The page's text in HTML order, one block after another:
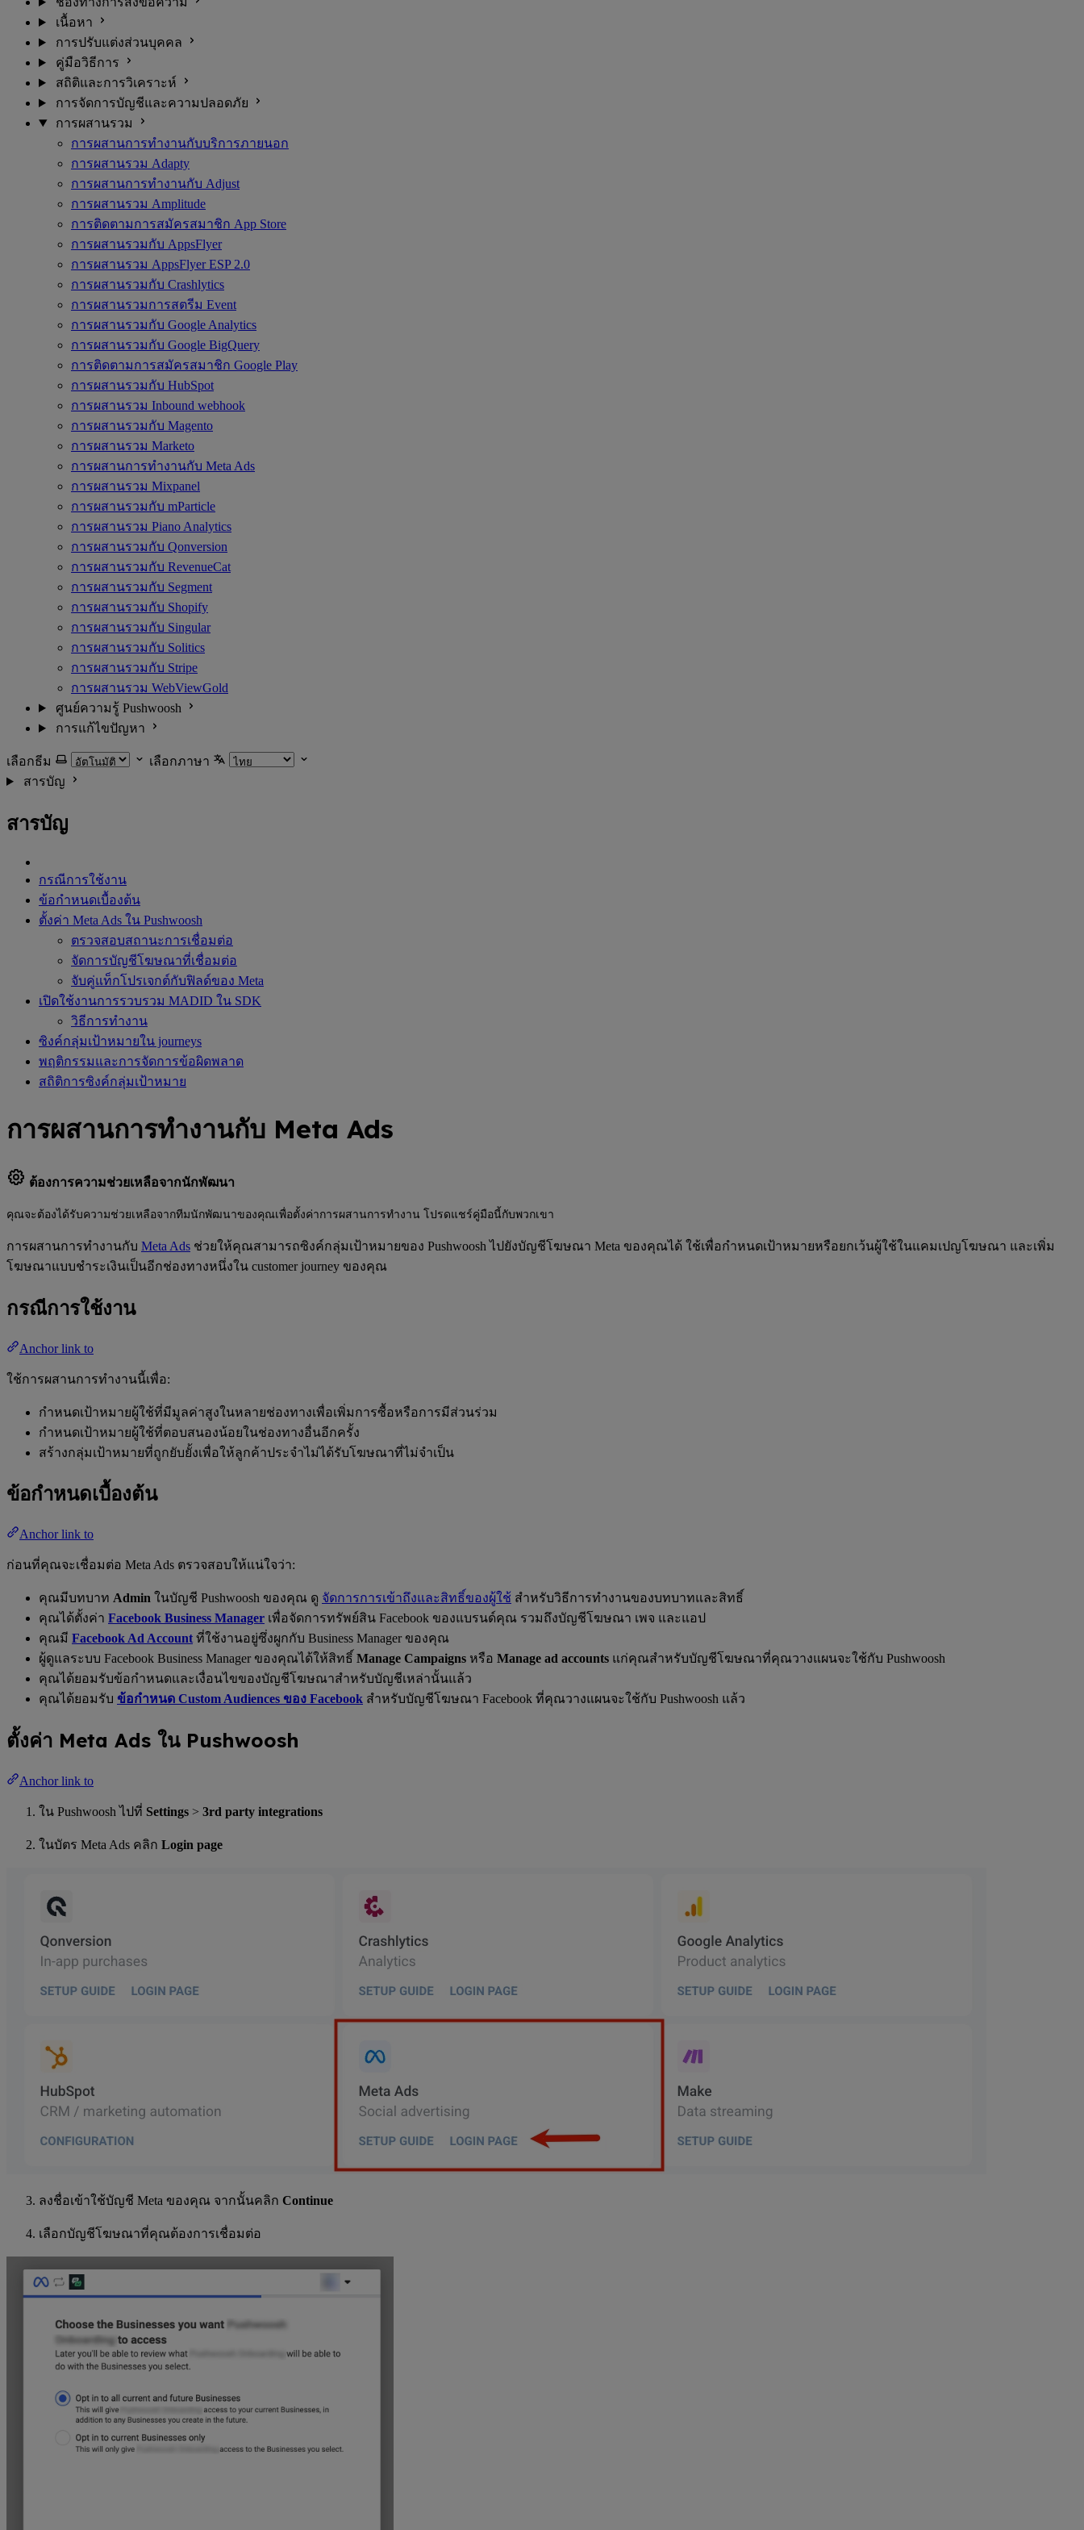
เนื้อหา
การปรับแต่งส่วนบุคคล
คู่มือวิธีการ
สถิติและการวิเคราะห์
การจัดการบัญชีและความปลอดภัย
การผสานรวม
การผสานการทำงานกับบริการภายนอก
การผสานรวม Adapty
การผสานการทำงานกับ Adjust
การผสานรวม Amplitude
การติดตามการสมัครสมาชิก App Store
การผสานรวมกับ AppsFlyer
การผสานรวม AppsFlyer ESP 2.0
การผสานรวมกับ Crashlytics
การผสานรวมการสตรีม Event
การผสานรวมกับ Google Analytics
การผสานรวมกับ Google BigQuery
การติดตามการสมัครสมาชิก Google Play
การผสานรวมกับ HubSpot
การผสานรวม Inbound webhook
การผสานรวมกับ Magento
การผสานรวม Marketo
การผสานการทำงานกับ Meta Ads
การผสานรวม Mixpanel
การผสานรวมกับ mParticle
การผสานรวม Piano Analytics
การผสานรวมกับ Qonversion
การผสานรวมกับ RevenueCat
การผสานรวมกับ Segment
การผสานรวมกับ Shopify
การผสานรวมกับ Singular
การผสานรวมกับ Solitics
การผสานรวมกับ Stripe
การผสานรวม WebViewGold
ศูนย์ความรู้ Pushwoosh
การแก้ไขปัญหา
เลือกธีม
เลือกภาษา
สารบัญ
สารบัญ
กรณีการใช้งาน
ข้อกำหนดเบื้องต้น
ตั้งค่า Meta Ads ใน Pushwoosh
ตรวจสอบสถานะการเชื่อมต่อ
จัดการบัญชีโฆษณาที่เชื่อมต่อ
จับคู่แท็กโปรเจกต์กับฟิลด์ของ Meta
เปิดใช้งานการรวบรวม MADID ใน SDK
วิธีการทำงาน
ซิงค์กลุ่มเป้าหมายใน journeys
พฤติกรรมและการจัดการข้อผิดพลาด
สถิติการซิงค์กลุ่มเป้าหมาย
การผสานการทำงานกับ Meta Ads
ต้องการความช่วยเหลือจากนักพัฒนา
คุณจะต้องได้รับความช่วยเหลือจากทีมนักพัฒนาของคุณเพื่อตั้งค่าการผสานการทำงาน โปรดแชร์คู่มือนี้กับพวกเขา
การผสานการทำงานกับ Meta Ads ช่วยให้คุณสามารถซิงค์กลุ่มเป้าหมายของ Pushwoosh ไปยังบัญชีโฆษณา Meta ของคุณได้ ใช้เพื่อกำหนดเป้าหมายหรือยกเว้นผู้ใช้ในแคมเปญโฆษณา และเพิ่ม
โฆษณาแบบชำระเงินเป็นอีกช่องทางหนึ่งใน customer journey ของคุณ
กรณีการใช้งาน
Anchor link to
ใช้การผสานการทำงานนี้เพื่อ:
กำหนดเป้าหมายผู้ใช้ที่มีมูลค่าสูงในหลายช่องทางเพื่อเพิ่มการซื้อหรือการมีส่วนร่วม
กำหนดเป้าหมายผู้ใช้ที่ตอบสนองน้อยในช่องทางอื่นอีกครั้ง
สร้างกลุ่มเป้าหมายที่ถูกยับยั้งเพื่อให้ลูกค้าประจำไม่ได้รับโฆษณาที่ไม่จำเป็น
ข้อกำหนดเบื้องต้น
Anchor link to
ก่อนที่คุณจะเชื่อมต่อ Meta Ads ตรวจสอบให้แน่ใจว่า:
คุณมีบทบาท Admin ในบัญชี Pushwoosh ของคุณ ดู จัดการการเข้าถึงและสิทธิ์ของผู้ใช้ สำหรับวิธีการทำงานของบทบาทและสิทธิ์
คุณได้ตั้งค่า Facebook Business Manager เพื่อจัดการทรัพย์สิน Facebook ของแบรนด์คุณ รวมถึงบัญชีโฆษณา เพจ และแอป
คุณมี Facebook Ad Account ที่ใช้งานอยู่ซึ่งผูกกับ Business Manager ของคุณ
ผู้ดูแลระบบ Facebook Business Manager ของคุณได้ให้สิทธิ์ Manage Campaigns หรือ Manage ad accounts แก่คุณสำหรับบัญชีโฆษณาที่คุณวางแผนจะใช้กับ Pushwoosh
คุณได้ยอมรับข้อกำหนดและเงื่อนไขของบัญชีโฆษณาสำหรับบัญชีเหล่านั้นแล้ว
คุณได้ยอมรับ ข้อกำหนด Custom Audiences ของ Facebook สำหรับบัญชีโฆษณา Facebook ที่คุณวางแผนจะใช้กับ Pushwoosh แล้ว
ตั้งค่า Meta Ads ใน Pushwoosh
Anchor link to
ใน Pushwoosh ไปที่ Settings > 3rd party integrations
ในบัตร Meta Ads คลิก Login page
ลงชื่อเข้าใช้บัญชี Meta ของคุณ จากนั้นคลิก Continue
เลือกบัญชีโฆษณาที่คุณต้องการเชื่อมต่อ